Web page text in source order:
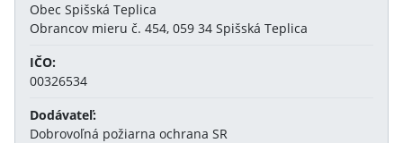
Obec Spišská Teplica
Obrancov mieru č. 454, 059 34 Spišská Teplica
IČO:
00326534
Dodávateľ:
Dobrovoľná požiarna ochrana SR